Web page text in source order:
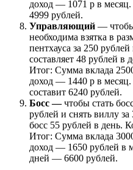
доход — 1071 р в
4999 рублей.
Управляющий —
необходима взятка в
пентхауса за 250
составляет 48 рублей в
Итог: Сумма вклада
доход — 1440 р в
составит 6240 рублей.
Босс —чтобы стать
рублей и снять виллу
босс 55 рублей в день.
Итог: Сумма вклада
доход — 1650 рублей в
дней — 6600 рублей.